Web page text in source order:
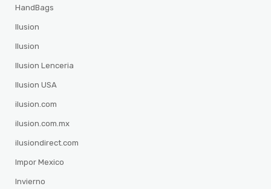
HandBags
Ilusion
Ilusion
Ilusion Lenceria
Ilusion USA
ilusion.com
ilusion.com.mx
ilusiondirect.com
Impor Mexico
Invierno